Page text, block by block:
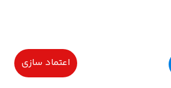
اعتماد سازی